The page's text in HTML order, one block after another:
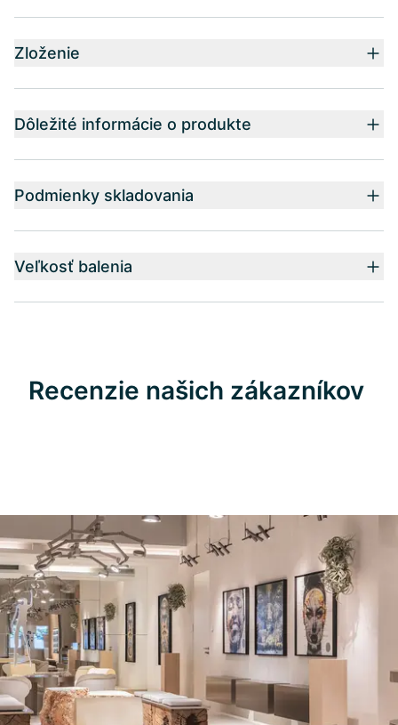
Zloženie
Dôležité informácie o produkte
Podmienky skladovania
Veľkosť balenia
Recenzie našich zákazníkov